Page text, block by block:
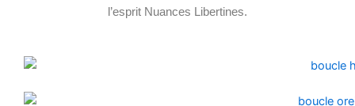
l’esprit Nuances Libertines.